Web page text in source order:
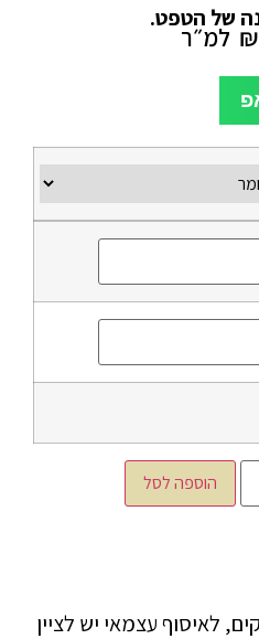
של הטפט.
₪ למ״ר
הוספה לסל
עסקים, לאיסוף עצמאי יש לציין